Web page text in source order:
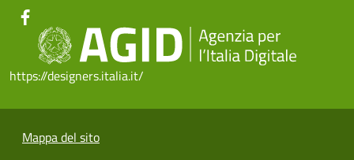
https://designers.italia.it/
Mappa del sito